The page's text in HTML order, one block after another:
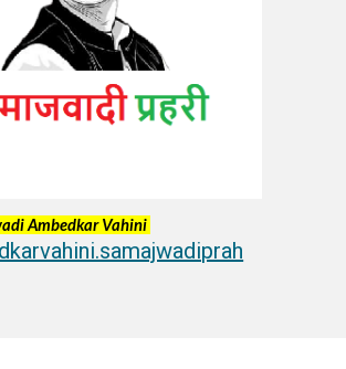
Ambedkar Vahini